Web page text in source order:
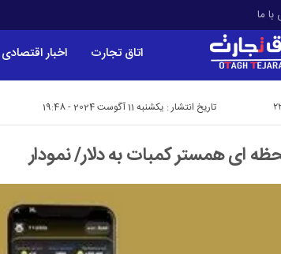
ما
اتاق تجارت اخبار اقتصادی
تاریخ انتشار : یکشنبه 11 آگوست 2024 - 19:48
ای همستر کمبات به دلار/ نمودار